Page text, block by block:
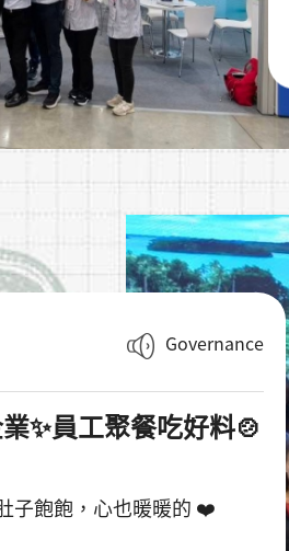
Governance
✨員工聚餐吃好料🍲
子飽飽，心也暖暖的 ❤️